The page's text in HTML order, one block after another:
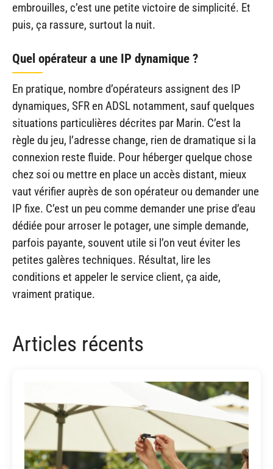
embrouilles, c’est une petite victoire de simplicité. Et
puis, ça rassure, surtout la nuit.
Quel opérateur a une IP dynamique ?
En pratique, nombre d’opérateurs assignent des IP
dynamiques, SFR en ADSL notamment, sauf quelques
situations particulières décrites par Marin. C’est la
règle du jeu, l’adresse change, rien de dramatique si la
connexion reste fluide. Pour héberger quelque chose
chez soi ou mettre en place un accès distant, mieux
vaut vérifier auprès de son opérateur ou demander une
IP fixe. C’est un peu comme demander une prise d’eau
dédiée pour arroser le potager, une simple demande,
parfois payante, souvent utile si l’on veut éviter les
petites galères techniques. Résultat, lire les
conditions et appeler le service client, ça aide,
vraiment pratique.
Articles récents